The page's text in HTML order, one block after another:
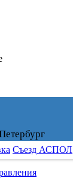
Съезд АСПОЛ